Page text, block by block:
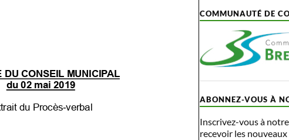
COMMUNAUTÉ DE
ABONNEZ-VOUS À
Inscrivez-vous à
recevoir les